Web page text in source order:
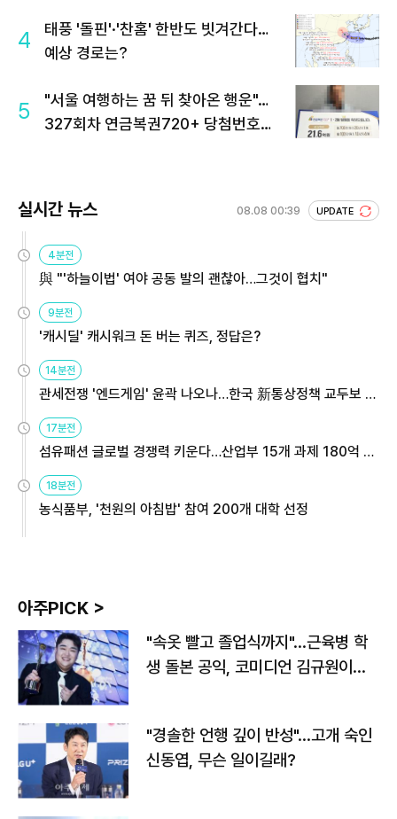
4
태풍 '돌핀'·'찬홈' 한반도 빗겨간다…
예상 경로는?
5
"서울 여행하는 꿈 뒤 찾아온 행운"…
327회차 연금복권720+ 당첨번호조
실시간 뉴스 08.08 00:39 UPDATE
4분전
與 "'하늘이법' 여야 공동 발의 괜찮아…그것이 협치"
9분전
'캐시딜' 캐시워크 돈 버는 퀴즈, 정답은?
14분전
관세전쟁 '엔드게임' 윤곽 나오나…한국 新통상정책 교두보 활
용해야
17분전
섬유패션 글로벌 경쟁력 키운다…산업부 15개 과제 180억 지
원
18분전
농식품부, '천원의 아침밥' 참여 200개 대학 선정
아주PICK >
"속옷 빨고 졸업식까지"…근육병 학
생 돌본 공익, 코미디언 김규원이었
"경솔한 언행 깊이 반성"…고개 숙인
신동엽, 무슨 일이길래?